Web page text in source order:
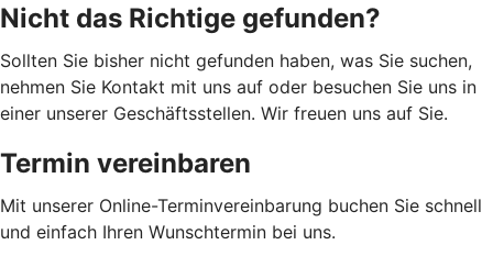
Nicht das Richtige gefunden?
Sollten Sie bisher nicht gefunden haben, was Sie suchen,
nehmen Sie Kontakt mit uns auf oder besuchen Sie uns in
einer unserer Geschäftsstellen. Wir freuen uns auf Sie.
Termin vereinbaren
Mit unserer Online-Terminvereinbarung buchen Sie schnell
und einfach Ihren Wunschtermin bei uns.